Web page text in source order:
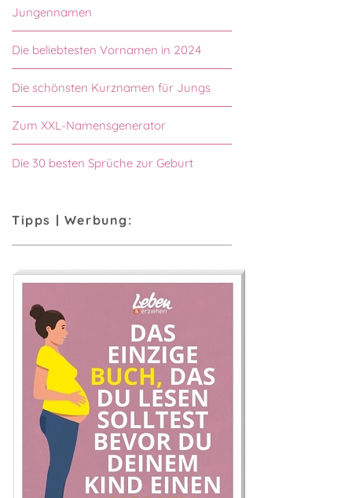
Jungennamen
Die beliebtesten Vornamen in 2024
Die schönsten Kurznamen für Jungs
Zum XXL-Namensgenerator
Die 30 besten Sprüche zur Geburt
Tipps | Werbung: